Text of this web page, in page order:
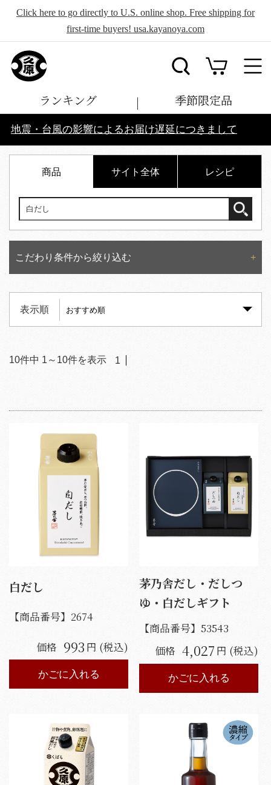
Click here to go directly to U.S. online shop. Free shipping for
first-time buyers! usa.kayanoya.com
ランキング 季節限定品
地震・台風の影響によるお届け遅延につきまして
商品 サイト全体 レシピ
こだわり条件から絞り込む
表示順
10件中 1 ～ 10件を表示 1
白だし
【商品番号】 2674
価格 993 円 (税込)
かごに入れる
茅乃舎だし・だしつ
ゆ・白だしギフト
【商品番号】53543
価格 4,027 円 (税込)
かごに入れる